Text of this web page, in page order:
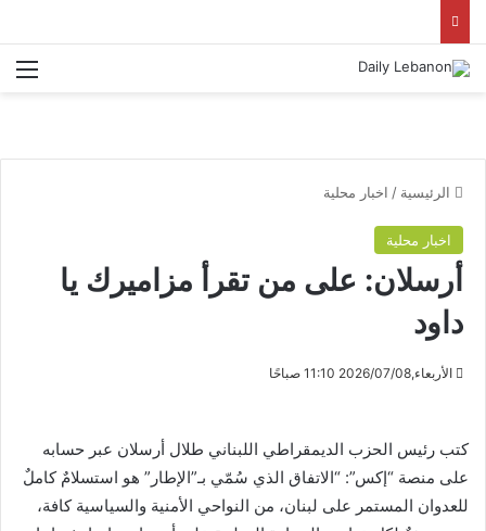
الرئيسية / اخبار محلية
اخبار محلية
أرسلان: على من تقرأ مزاميرك يا
داود
الأربعاء,2026/07/08 11:10 صباحًا
كتب رئيس الحزب الديمقراطي اللبناني طلال أرسلان عبر حسابه
على منصة “إكس”: “الاتفاق الذي سُمّي بـ”الإطار” هو استسلامٌ كاملٌ
للعدوان المستمر على لبنان، من النواحي الأمنية والسياسية كافة،